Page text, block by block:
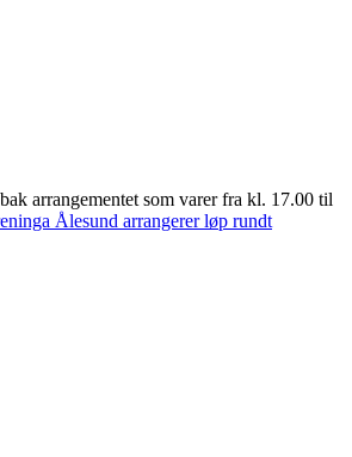
arrangementet som varer fra kl. 17.00 til
Ålesund arrangerer løp rundt